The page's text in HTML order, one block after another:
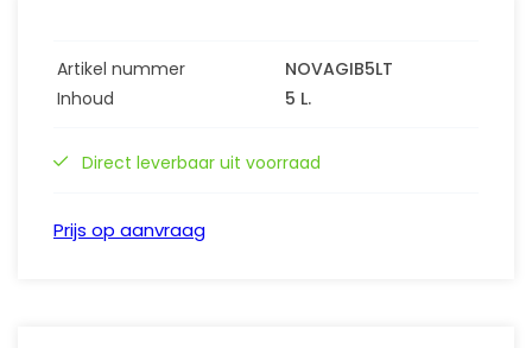
Artikel nummer
NOVAGIB5LT
Inhoud
5 L.
Direct leverbaar uit voorraad
Prijs op aanvraag